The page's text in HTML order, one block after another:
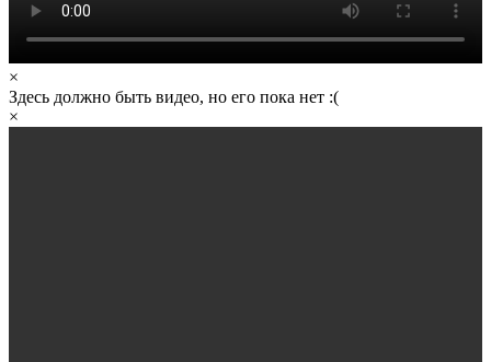
×
Здесь должно быть видео, но его пока нет :(
×